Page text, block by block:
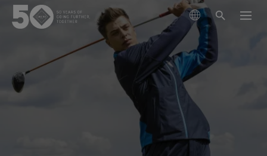
アウターウェア
フットウェア
ハイキング
GORE‑TEX® メンブレン
サステナビリティ